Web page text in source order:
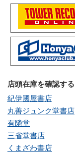
店頭在庫を確認する
紀伊國屋書店
丸善ジュンク堂書店
有隣堂
三省堂書店
くまざわ書店